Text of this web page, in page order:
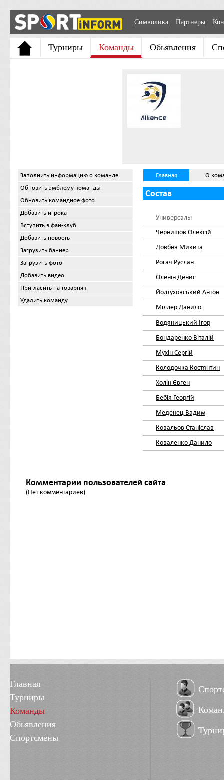
Символика Партнеры
Турниры Команды Обьявления
Заполнить информацию о команде
Обновить эмблему команды
Обновить командное фото
Добавить игрока
Вступить в фан-клуб
Добавить новость
Загрузить баннер
Загрузить фото
Добавить видео
Пригласить на товарняк
Удалить команду
Главная О
Состав
Универсалы
Чернишов Олексій
Довбня Микита
Рогач Руслан
Оленін Денис
Йолтуховський Антон
Міллер Данило
Водяницький Ігор
Бондаренко Віталій
Мухін Сергій
Колодочка Костянтин
Холін Євген
Бебія Георгій
Меденец Вадим
Ковальов Станіслав
Коваленко Данило
Комментарии пользователей сайта
(Нет комментариев)
Главная
Турниры
Команды
Обьявления
Спортсмены